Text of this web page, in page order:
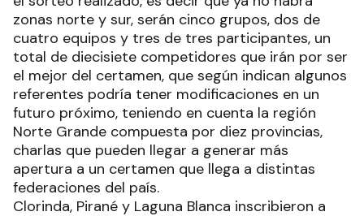
zonas norte y sur, serán cinco grupos, dos de
cuatro equipos y tres de tres participantes, un
total de diecisiete competidores que irán por ser
el mejor del certamen, que según indican algunos
referentes podría tener modificaciones en un
futuro próximo, teniendo en cuenta la región
Norte Grande compuesta por diez provincias,
charlas que pueden llegar a generar más
apertura a un certamen que llega a distintas
federaciones del país.
Clorinda, Pirané y Laguna Blanca inscribieron a